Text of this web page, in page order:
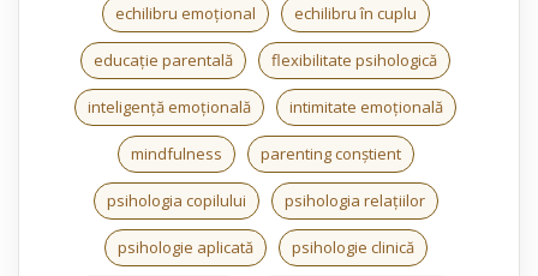
echilibru emoțional echilibru în cuplu
educație parentală flexibilitate psihologică
inteligență emoțională intimitate emoțională
mindfulness parenting conștient
psihologia copilului psihologia relațiilor
psihologie aplicată psihologie clinică